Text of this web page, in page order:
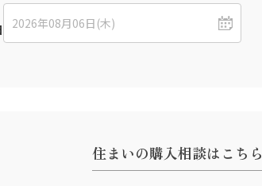
住まいの購入相談はこちら